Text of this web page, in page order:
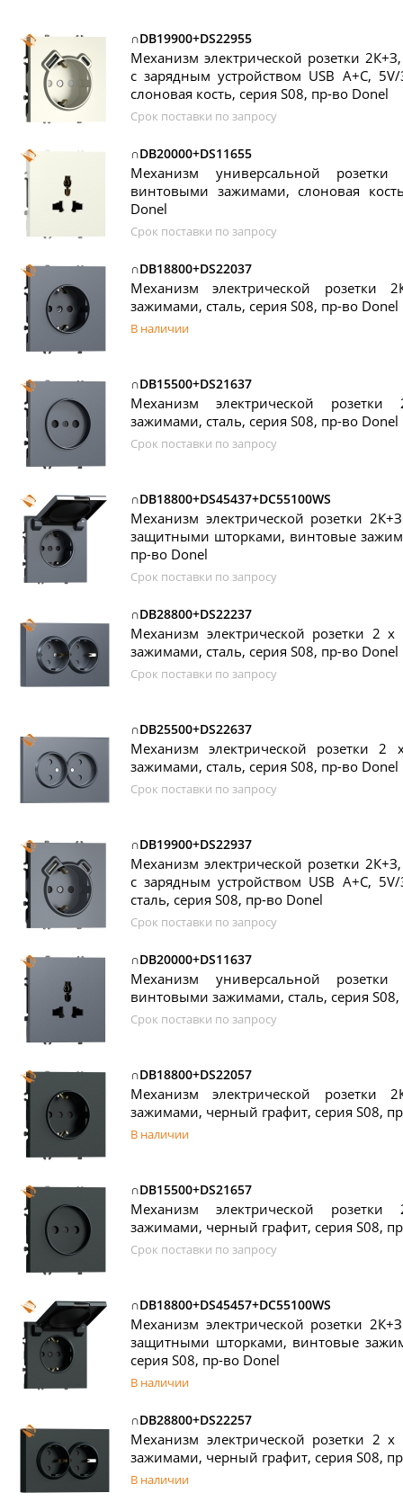
∩DB19900+DS22955
Механизм электрической розетки
с зарядным устройством USB A+C,
слоновая кость, серия S08, пр-во Donel
Срок поставки по запросу
∩DB20000+DS11655
Механизм универсальной розетки
винтовыми зажимами, слоновая
Donel
Срок поставки по запросу
∩DB18800+DS22037
Механизм электрической розетки
зажимами, сталь, серия S08, пр-во Donel
В наличии
∩DB15500+DS21637
Механизм электрической
зажимами, сталь, серия S08, пр-во Donel
Срок поставки по запросу
∩DB18800+DS45437+DC55100WS
Механизм электрической розетки
защитными шторками, винтовые
пр-во Donel
Срок поставки по запросу
∩DB28800+DS22237
Механизм электрической розетки 2
зажимами, сталь, серия S08, пр-во Donel
Срок поставки по запросу
∩DB25500+DS22637
Механизм электрической розетки
зажимами, сталь, серия S08, пр-во Donel
Срок поставки по запросу
∩DB19900+DS22937
Механизм электрической розетки
с зарядным устройством USB A+C,
сталь, серия S08, пр-во Donel
Срок поставки по запросу
∩DB20000+DS11637
Механизм универсальной розетки
винтовыми зажимами, сталь, серия
Срок поставки по запросу
∩DB18800+DS22057
Механизм электрической розетки
зажимами, черный графит, серия S08,
В наличии
∩DB15500+DS21657
Механизм электрической
зажимами, черный графит, серия S08,
Срок поставки по запросу
∩DB18800+DS45457+DC55100WS
Механизм электрической розетки
защитными шторками, винтовые
серия S08, пр-во Donel
В наличии
∩DB28800+DS22257
Механизм электрической розетки 2
зажимами, черный графит, серия S08,
В наличии